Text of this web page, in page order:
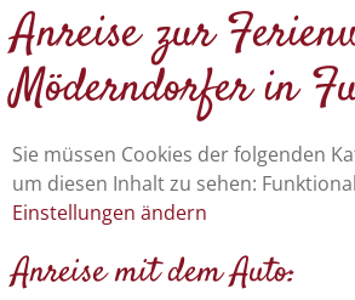
Anreise zur
Möderndorfer in
Sie müssen Cookies der folgenden
um diesen Inhalt zu sehen:
Einstellungen ändern
Anreise mit dem Auto: